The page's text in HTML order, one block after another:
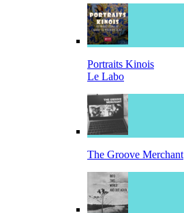
Portraits Kinois
Le Labo
The Groove Merchant